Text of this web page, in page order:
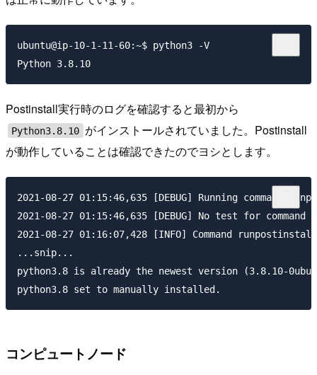
ubuntu@ip-10-1-11-60:~$ python3 -V
Postinstall実行時のログを確認すると最初から
Python3.8.10 がインストールされていました。Postinstall
が動作していることは確認できたのでヨシとします。
2021-08-27 01:15:46,635 [DEBUG] Running command
2021-08-27 01:15:46,635 [DEBUG] No test for
2021-08-27 01:16:07,428 [INFO] Command
...snip...
python3.8 is already the newest version (3.8.10-
コンピュートノード